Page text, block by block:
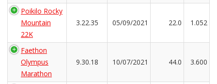
Poikilo Rocky
Mountain
22K
3.22.35 05/09/2021 22.0 1.052
Faethon
Olympus
Marathon
9.30.18 10/07/2021 44.0 3.600